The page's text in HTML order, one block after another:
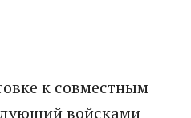
к совместным
войсками